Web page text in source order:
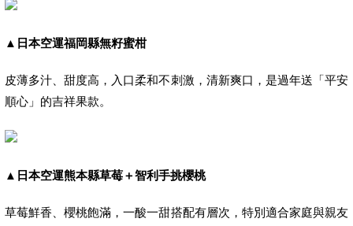
▲ 日本空運福岡縣無籽蜜柑
皮薄多汁、甜度高，入口柔和不刺激，清新爽口，是過年送「平安
順心」的吉祥果款。
▲ 日本空運熊本縣草莓＋智利手挑櫻桃
草莓鮮香、櫻桃飽滿，一酸一甜搭配有層次，特別適合家庭與親友